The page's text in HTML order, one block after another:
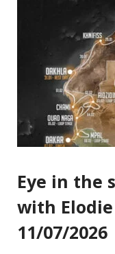
Eye in the
with
11/07/2026